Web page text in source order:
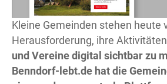
Kleine Gemeinden stehen heute
Herausforderung, ihre
und Vereine digital sichtbar zu
Benndorf-lebt.de hat die